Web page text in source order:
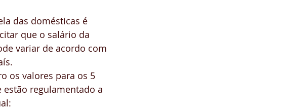
das domésticas é
que o salário da
variar de acordo com
os valores para os 5
estão regulamentado a